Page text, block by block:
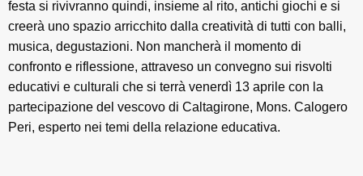
festa si rivivranno quindi, insieme al rito, antichi giochi e si
creerà uno spazio arricchito dalla creatività di tutti con balli,
musica, degustazioni. Non mancherà il momento di
confronto e riflessione, attraveso un convegno sui risvolti
educativi e culturali che si terrà venerdì 13 aprile con la
partecipazione del vescovo di Caltagirone, Mons. Calogero
Peri, esperto nei temi della relazione educativa.